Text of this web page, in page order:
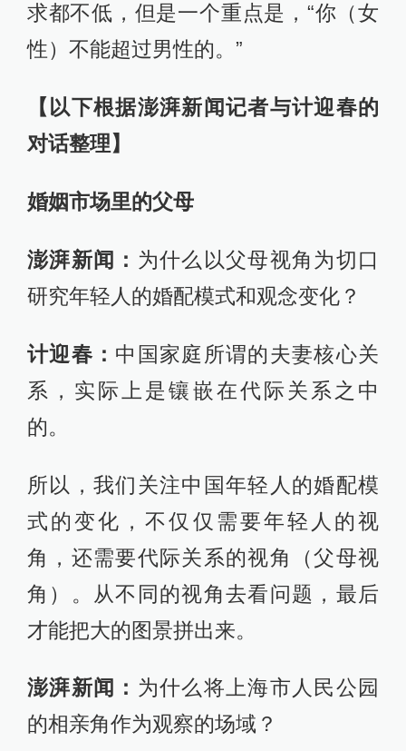
求都不低，但是一个重点是，“你（女
性）不能超过男性的。”
【以下根据澎湃新闻记者与计迎春的
对话整理】
婚姻市场里的父母
澎湃新闻： 为什么以父母视角为切口
研究年轻人的婚配模式和观念变化？
计迎春： 中国家庭所谓的夫妻核心关
系，实际上是镶嵌在代际关系之中
的。
所以，我们关注中国年轻人的婚配模
式的变化，不仅仅需要年轻人的视
角，还需要代际关系的视角（父母视
角）。从不同的视角去看问题，最后
才能把大的图景拼出来。
澎湃新闻： 为什么将上海市人民公园
的相亲角作为观察的场域？